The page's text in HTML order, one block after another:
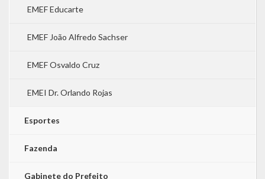
EMEF Educarte
EMEF João Alfredo Sachser
EMEF Osvaldo Cruz
EMEI Dr. Orlando Rojas
Esportes
Fazenda
Gabinete do Prefeito